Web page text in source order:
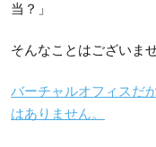
当？」
そんなことはございませ
バーチャルオフィスだ
はありません。